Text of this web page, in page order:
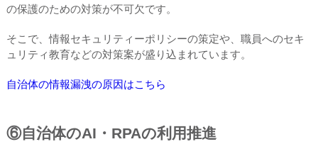
の保護のための対策が不可欠です。
そこで、情報セキュリティーポリシーの策定や、職員へのセキ
ュリティ教育などの対策案が盛り込まれています。
自治体の情報漏洩の原因はこちら
⑥自治体のAI・RPAの利用推進